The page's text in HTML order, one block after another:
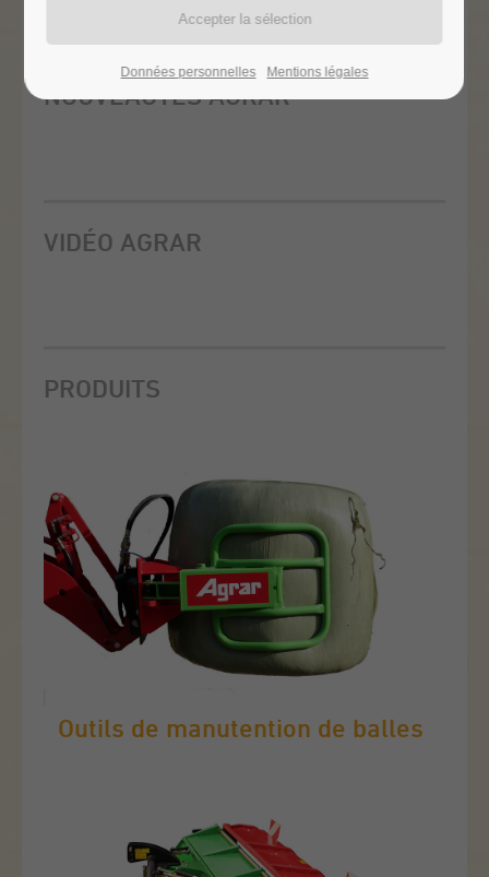
NOUVEAUTÉS AGRAR
VIDÉO AGRAR
PRODUITS
Outils de manutention de balles
Données personnelles Mentions légales